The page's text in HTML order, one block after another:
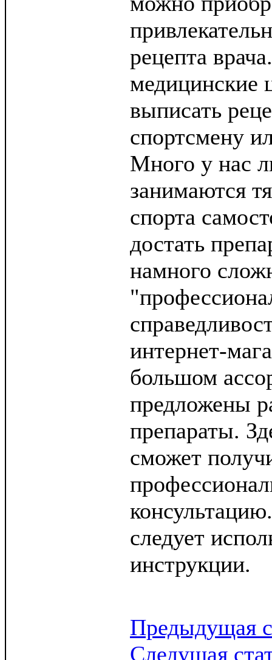
рецепта
медицинские
выписать
спортсмену
Много у нас
занимаются
спорта
достать
намного
интернет-
большом
предложены
препараты.
сможет
следует
инструкции.
Предыдущая
Следущая